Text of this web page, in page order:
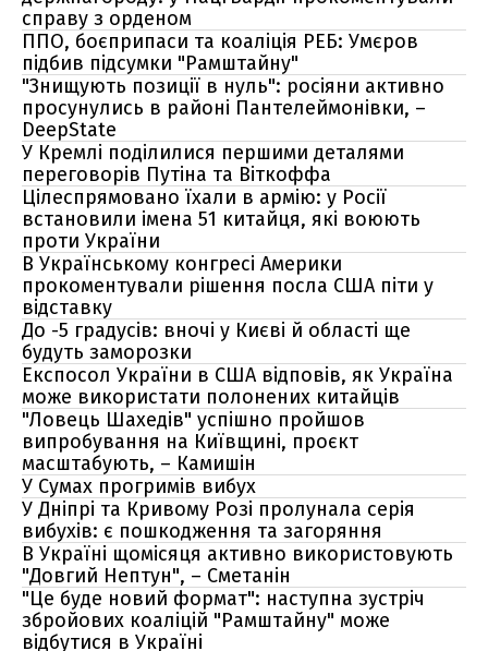
справу з орденом
ППО, боєприпаси та коаліція РЕБ: Умєров
підбив підсумки "Рамштайну"
"Знищують позиції в нуль": росіяни активно
просунулись в районі Пантелеймонівки, –
DeepState
У Кремлі поділилися першими деталями
переговорів Путіна та Віткоффа
Цілеспрямовано їхали в армію: у Росії
встановили імена 51 китайця, які воюють
проти України
В Українському конгресі Америки
прокоментували рішення посла США піти у
відставку
До -5 градусів: вночі у Києві й області ще
будуть заморозки
Експосол України в США відповів, як Україна
може використати полонених китайців
"Ловець Шахедів" успішно пройшов
випробування на Київщині, проєкт
масштабують, – Камишін
У Сумах прогримів вибух
У Дніпрі та Кривому Розі пролунала серія
вибухів: є пошкодження та загоряння
В Україні щомісяця активно використовують
"Довгий Нептун", – Сметанін
"Це буде новий формат": наступна зустріч
збройових коаліцій "Рамштайну" може
відбутися в Україні